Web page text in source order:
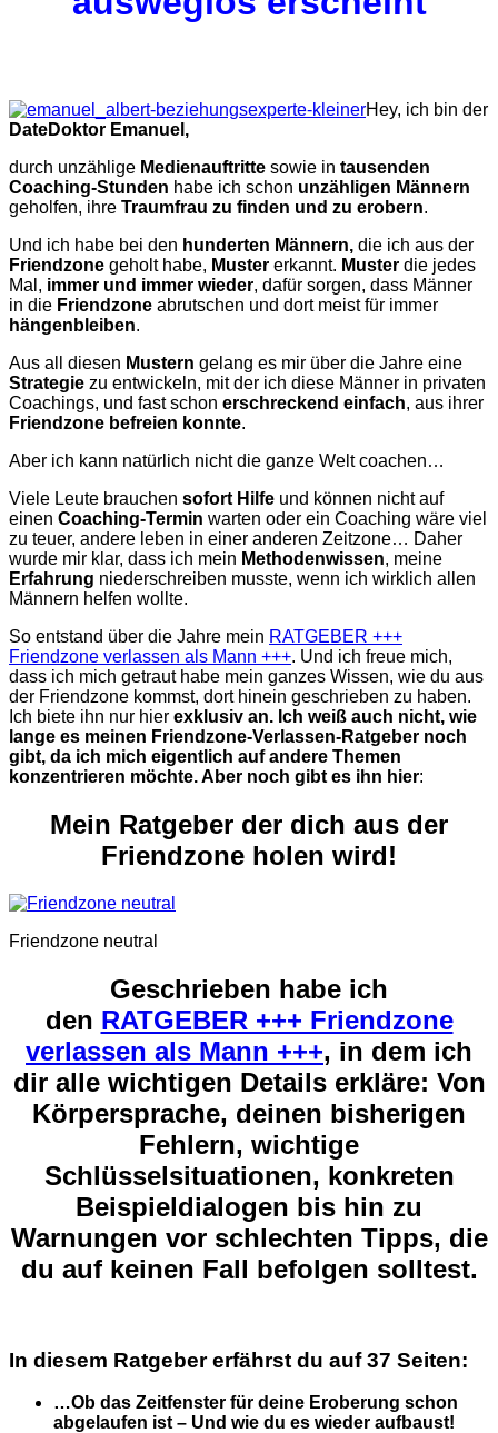
Hey, ich bin der
DateDoktor Emanuel,
durch unzählige Medienauftritte sowie in tausenden
Coaching-Stunden habe ich schon unzähligen Männern
geholfen, ihre Traumfrau zu finden und zu erobern.
Und ich habe bei den hunderten Männern, die ich aus der
Friendzone geholt habe, Muster erkannt. Muster die jedes
Mal, immer und immer wieder, dafür sorgen, dass Männer
in die Friendzone abrutschen und dort meist für immer
hängenbleiben.
Aus all diesen Mustern gelang es mir über die Jahre eine
Strategie zu entwickeln, mit der ich diese Männer in privaten
Coachings, und fast schon erschreckend einfach, aus ihrer
Friendzone befreien konnte.
Aber ich kann natürlich nicht die ganze Welt coachen…
Viele Leute brauchen sofort Hilfe und können nicht auf
einen Coaching-Termin warten oder ein Coaching wäre viel
zu teuer, andere leben in einer anderen Zeitzone… Daher
wurde mir klar, dass ich mein Methodenwissen, meine
Erfahrung niederschreiben musste, wenn ich wirklich allen
Männern helfen wollte.
So entstand über die Jahre mein RATGEBER +++
Friendzone verlassen als Mann +++. Und ich freue mich,
dass ich mich getraut habe mein ganzes Wissen, wie du aus
der Friendzone kommst, dort hinein geschrieben zu haben.
Ich biete ihn nur hier exklusiv an. Ich weiß auch nicht, wie
lange es meinen Friendzone-Verlassen-Ratgeber noch
gibt, da ich mich eigentlich auf andere Themen
konzentrieren möchte. Aber noch gibt es ihn hier:
Mein Ratgeber der dich aus der
Friendzone holen wird!
Friendzone neutral
Geschrieben habe ich
den RATGEBER +++ Friendzone
verlassen als Mann +++, in dem ich
dir alle wichtigen Detailserkläre: Von
Körpersprache, deinen bisherigen
Fehlern, wichtige
Schlüsselsituationen, konkreten
Beispieldialogen bis hin zu
Warnungen vor schlechten Tipps, die
du auf keinen Fall befolgen solltest.
In diesem Ratgeber erfährst du auf37 Seiten:
…Ob das Zeitfenster für deine Eroberung schon
abgelaufen ist – Und wie du es wieder aufbaust!